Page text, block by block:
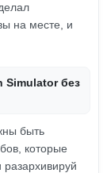
на месте, и
Simulator без
быть
которые